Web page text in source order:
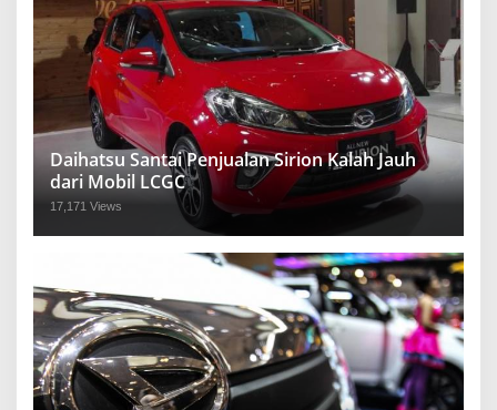
Daihatsu Santai Penjualan Sirion Kalah Jauh
dari Mobil LCGC
17,171 Views